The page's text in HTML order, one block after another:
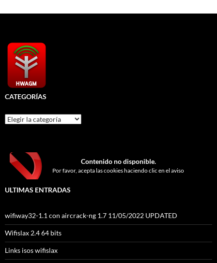
CATEGORÍAS
Categorías
Contenido no disponible.
Por favor, acepta las cookies haciendo clic en el aviso
ULTIMAS ENTRADAS
wifiway32-1.1 con aircrack-ng 1.7 11/05/2022 UPDATED
Wifislax 2.4 64 bits
Links isos wifislax